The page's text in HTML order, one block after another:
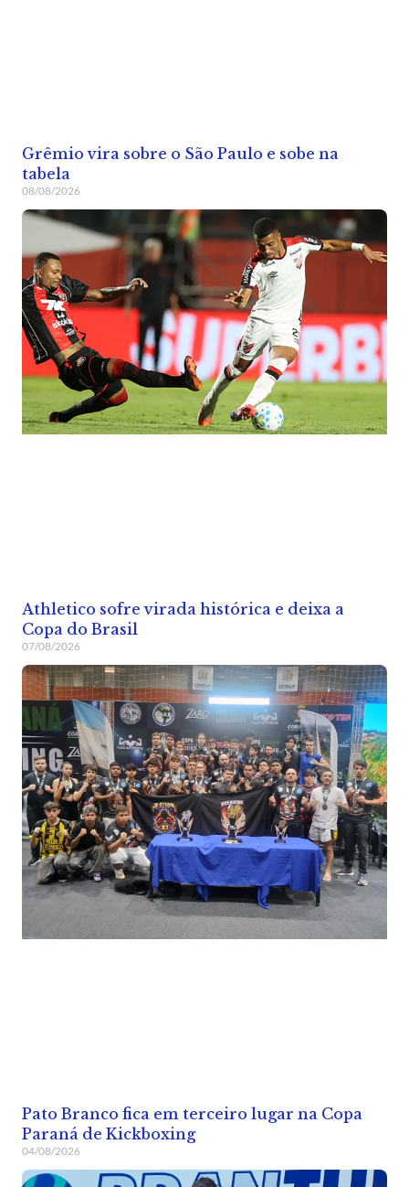
Grêmio vira sobre o São Paulo e sobe na
tabela
08/08/2026
Athletico sofre virada histórica e deixa a
Copa do Brasil
07/08/2026
Pato Branco fica em terceiro lugar na Copa
Paraná de Kickboxing
04/08/2026